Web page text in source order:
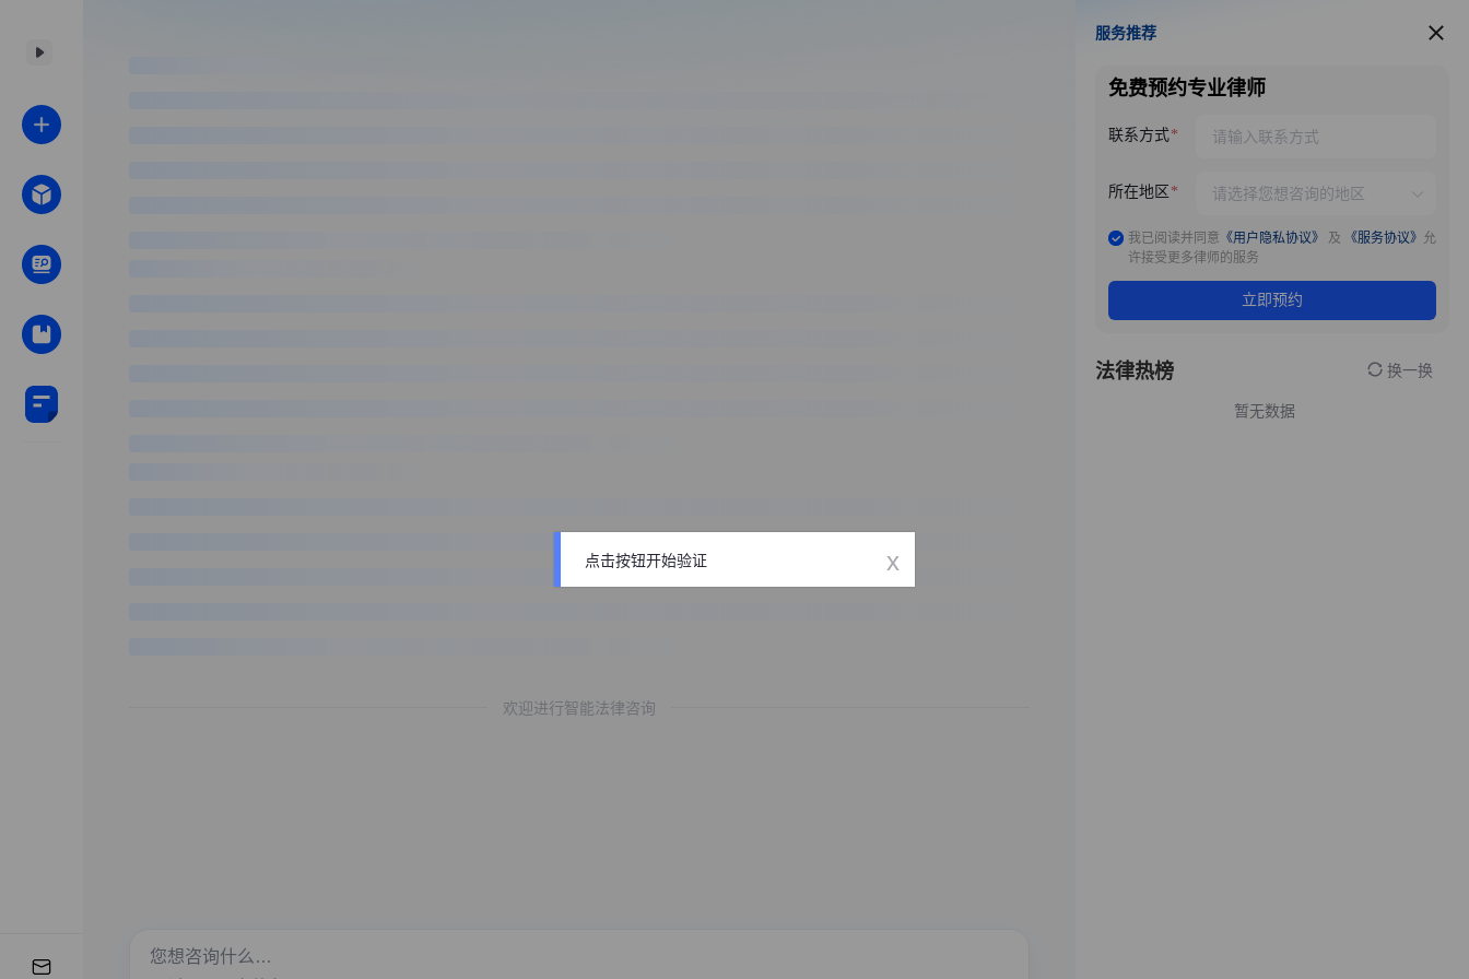
欢迎进行智能法律咨询
服务推荐
服务推荐
免费预约专业律师
联系方式
所在地区
我已阅读并同意 《用户隐私协议》 及 《服务协议》 允
许接受更多律师的服务
立即预约
法律热榜 换一换
暂无数据
点击按钮开始验证 x